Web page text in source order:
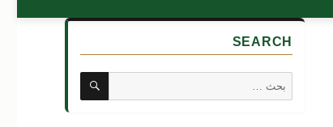
SEARCH
عن:
بحث